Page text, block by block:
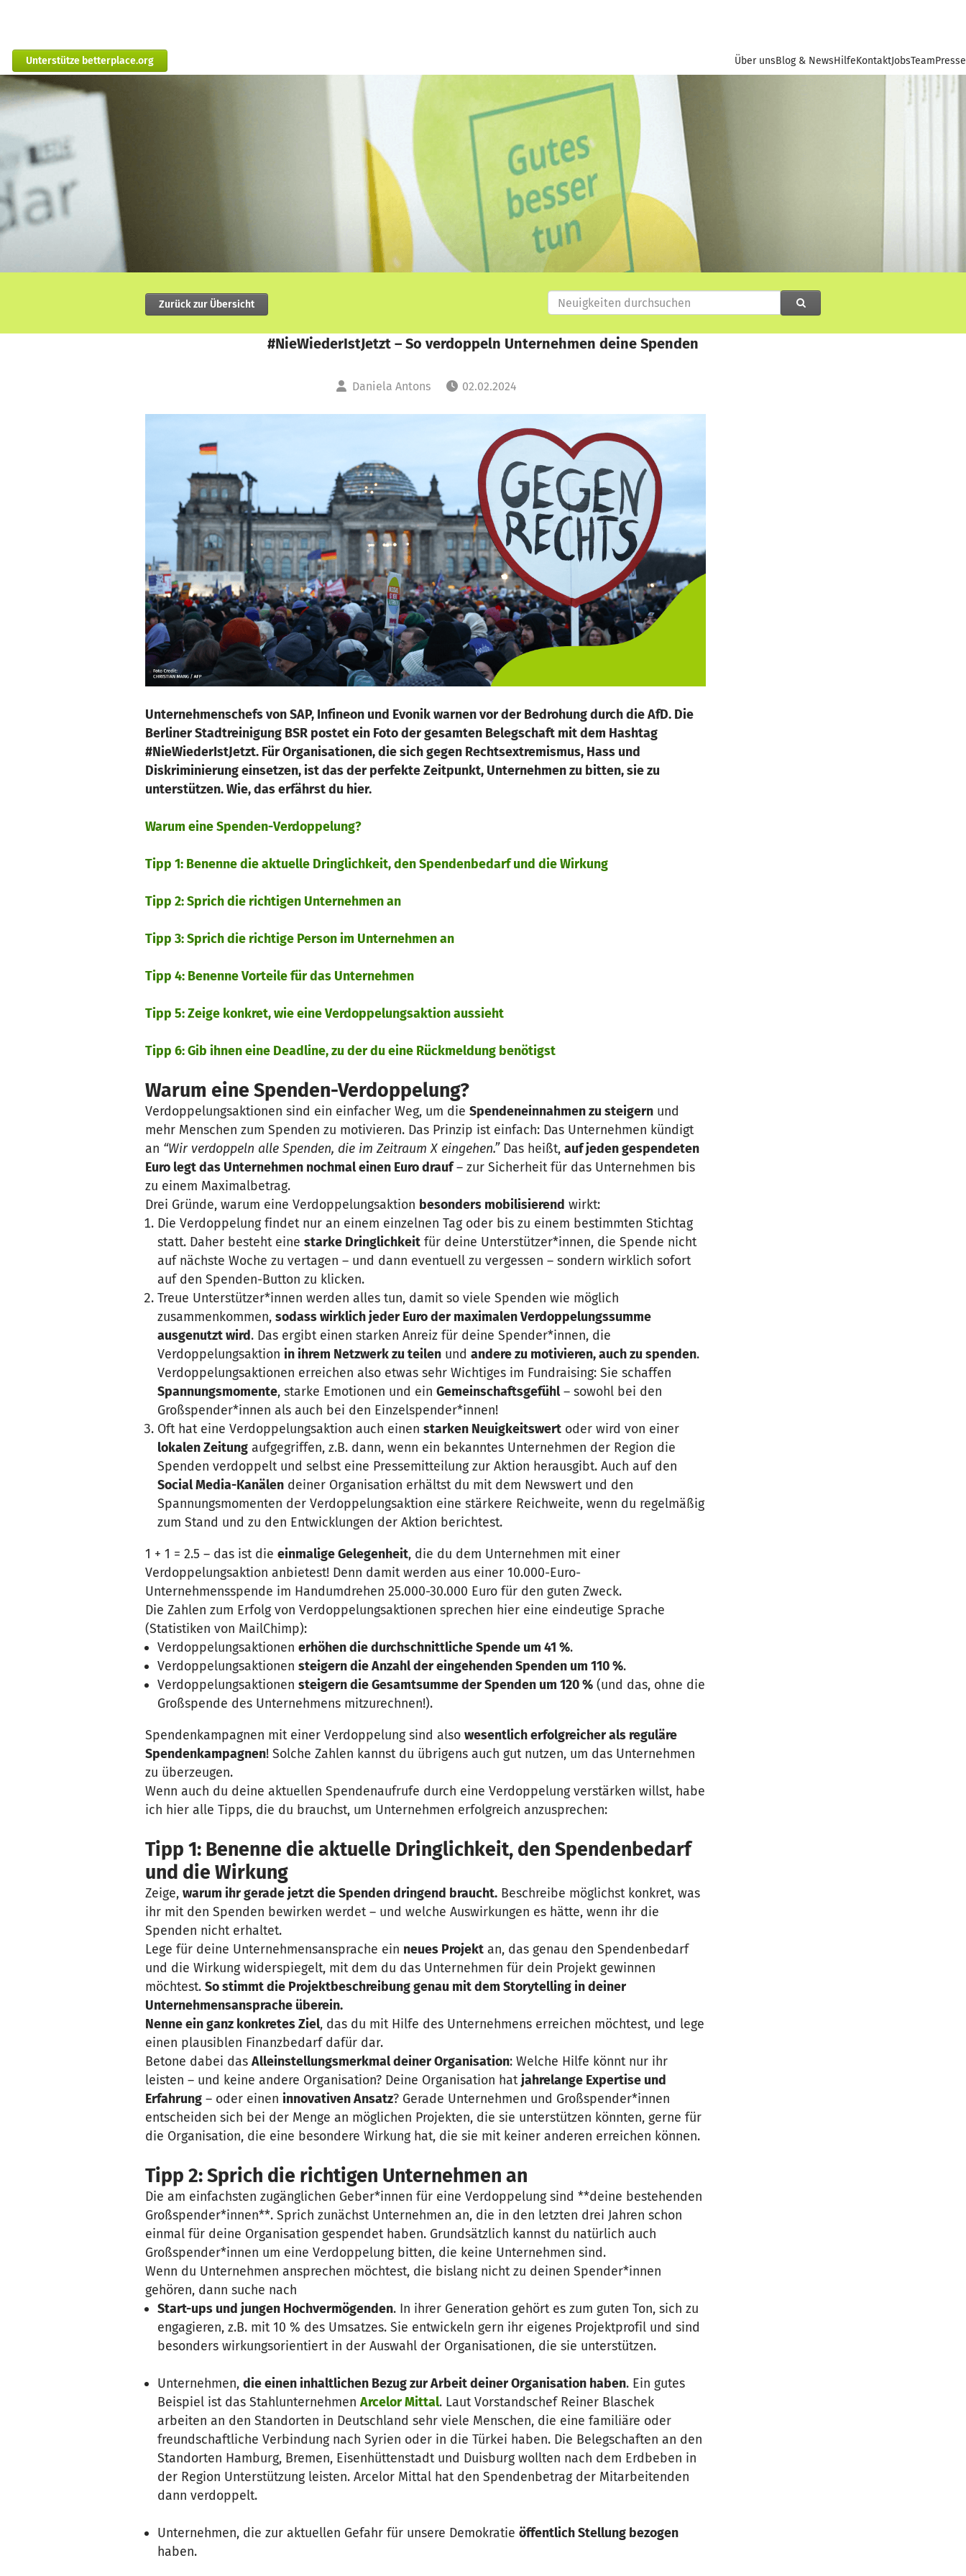
Unterstütze betterplace.org Über unsBlog & NewsHilfeKontaktJobsTeamPresse
Zurück zur Übersicht
#NieWiederIstJetzt – So verdoppeln Unternehmen deine Spenden
Daniela Antons 02.02.2024
Unternehmenschefs von SAP, Infineon und Evonik warnen vor der Bedrohung durch die AfD. Die
Berliner Stadtreinigung BSR postet ein Foto der gesamten Belegschaft mit dem Hashtag
#NieWiederIstJetzt. Für Organisationen, die sich gegen Rechtsextremismus, Hass und
Diskriminierung einsetzen, ist das der perfekte Zeitpunkt, Unternehmen zu bitten, sie zu
unterstützen. Wie, das erfährst du hier.
Warum eine Spenden-Verdoppelung?
Tipp 1: Benenne die aktuelle Dringlichkeit, den Spendenbedarf und die Wirkung
Tipp 2: Sprich die richtigen Unternehmen an
Tipp 3: Sprich die richtige Person im Unternehmen an
Tipp 4: Benenne Vorteile für das Unternehmen
Tipp 5: Zeige konkret, wie eine Verdoppelungsaktion aussieht
Tipp 6: Gib ihnen eine Deadline, zu der du eine Rückmeldung benötigst
Warum eine Spenden-Verdoppelung?
Verdoppelungsaktionen sind ein einfacher Weg, um die Spendeneinnahmen zu steigern und
mehr Menschen zum Spenden zu motivieren. Das Prinzip ist einfach: Das Unternehmen kündigt
an “Wir verdoppeln alle Spenden, die im Zeitraum X eingehen.”Das heißt, auf jeden gespendeten
Euro legt das Unternehmen nochmal einen Euro drauf– zur Sicherheit für das Unternehmen bis
zu einem Maximalbetrag.
Drei Gründe, warum eine Verdoppelungsaktion besonders mobilisierend wirkt:
Die Verdoppelung findet nur an einem einzelnen Tag oder bis zu einem bestimmten Stichtag
statt. Daher besteht eine starke Dringlichkeit für deine Unterstützer*innen, die Spende nicht
auf nächste Woche zu vertagen – und dann eventuell zu vergessen – sondern wirklich sofort
auf den Spenden-Button zu klicken.
Treue Unterstützer*innen werden alles tun, damit so viele Spenden wie möglich
zusammenkommen, sodass wirklich jeder Euro der maximalen Verdoppelungssumme
ausgenutzt wird. Das ergibt einen starken Anreiz für deine Spender*innen, die
Verdoppelungsaktion in ihrem Netzwerk zu teilen und andere zu motivieren, auch zu spenden.
Verdoppelungsaktionen erreichen also etwas sehr Wichtiges im Fundraising: Sie schaffen
Spannungsmomente, starke Emotionen und ein Gemeinschaftsgefühl– sowohl bei den
Großspender*innen als auch bei den Einzelspender*innen!
Oft hat eine Verdoppelungsaktion auch einen starken Neuigkeitswert oder wird von einer
lokalen Zeitung aufgegriffen, z.B. dann, wenn ein bekanntes Unternehmen der Region die
Spenden verdoppelt und selbst eine Pressemitteilung zur Aktion herausgibt. Auch auf den
Social Media-Kanälen deiner Organisation erhältst du mit dem Newswert und den
Spannungsmomenten der Verdoppelungsaktion eine stärkere Reichweite, wenn du regelmäßig
zum Stand und zu den Entwicklungen der Aktion berichtest.
1 + 1 = 2.5 – das ist die einmalige Gelegenheit, die du dem Unternehmen mit einer
Verdoppelungsaktion anbietest! Denn damit werden aus einer 10.000-Euro-
Unternehmensspende im Handumdrehen 25.000-30.000 Euro für den guten Zweck.
Die Zahlen zum Erfolg von Verdoppelungsaktionen sprechen hier eine eindeutige Sprache
(Statistiken von MailChimp):
Verdoppelungsaktionen erhöhen die durchschnittliche Spende um 41 %.
Verdoppelungsaktionen steigern die Anzahl der eingehenden Spenden um 110 %.
Verdoppelungsaktionen steigern die Gesamtsumme der Spenden um 120 % (und das, ohne die
Großspende des Unternehmens mitzurechnen!).
Spendenkampagnen mit einer Verdoppelung sind also wesentlich erfolgreicher als reguläre
Spendenkampagnen! Solche Zahlen kannst du übrigens auch gut nutzen, um das Unternehmen
zu überzeugen.
Wenn auch du deine aktuellen Spendenaufrufe durch eine Verdoppelung verstärken willst, habe
ich hier alle Tipps, die du brauchst, um Unternehmen erfolgreich anzusprechen:
Tipp 1: Benenne die aktuelle Dringlichkeit, den Spendenbedarf
und die Wirkung
Zeige, warum ihr gerade jetzt die Spenden dringend braucht. Beschreibe möglichst konkret, was
ihr mit den Spenden bewirken werdet – und welche Auswirkungen es hätte, wenn ihr die
Spenden nicht erhaltet.
Lege für deine Unternehmensansprache ein neues Projekt an, das genau den Spendenbedarf
und die Wirkung widerspiegelt, mit dem du das Unternehmen für dein Projekt gewinnen
möchtest. So stimmt die Projektbeschreibung genau mit dem Storytelling in deiner
Unternehmensansprache überein.
Nenne ein ganz konkretes Ziel, das du mit Hilfe des Unternehmens erreichen möchtest, und lege
einen plausiblen Finanzbedarf dafür dar.
Betone dabei das Alleinstellungsmerkmal deiner Organisation: Welche Hilfe könnt nur ihr
leisten – und keine andere Organisation? Deine Organisation hatjahrelange Expertise und
Erfahrung – oder einen innovativen Ansatz? Gerade Unternehmen und Großspender*innen
entscheiden sich bei der Menge an möglichen Projekten, die sie unterstützen könnten, gerne für
die Organisation, die eine besondere Wirkung hat, die sie mit keiner anderen erreichen können.
Tipp 2: Sprich die richtigen Unternehmen an
Die am einfachsten zugänglichen Geber*innen für eine Verdoppelung sind **deine bestehenden
Großspender*innen**. Sprich zunächst Unternehmen an, die in den letzten drei Jahren schon
einmal für deine Organisation gespendet haben. Grundsätzlich kannst du natürlich auch
Großspender*innen um eine Verdoppelung bitten, die keine Unternehmen sind.
Wenn du Unternehmen ansprechen möchtest, die bislang nicht zu deinen Spender*innen
gehören, dann suche nach
Start-ups und jungen Hochvermögenden. In ihrer Generation gehört es zum guten Ton, sich zu
engagieren, z.B. mit 10 % des Umsatzes. Sie entwickeln gern ihr eigenes Projektprofil und sind
besonders wirkungsorientiert in der Auswahl der Organisationen, die sie unterstützen.
Unternehmen, die einen inhaltlichen Bezug zur Arbeit deiner Organisation haben. Ein gutes
Beispiel ist das StahlunternehmenArcelor Mittal. Laut Vorstandschef Reiner Blaschek
arbeiten an den Standorten in Deutschland sehr viele Menschen, die eine familiäre oder
freundschaftliche Verbindung nach Syrien oder in die Türkei haben. Die Belegschaften an den
Standorten Hamburg, Bremen, Eisenhüttenstadt und Duisburg wollten nach dem Erdbeben in
der Region Unterstützung leisten. Arcelor Mittal hat den Spendenbetrag der Mitarbeitenden
dann verdoppelt.
Unternehmen, die zur aktuellen Gefahr für unsere Demokratie öffentlich Stellung bezogen
haben.